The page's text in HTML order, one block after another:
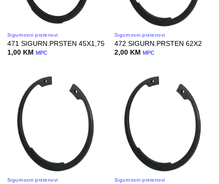
Sigurnosni prstenovi
471 SIGURN.PRSTEN 45X1,75
1,00 KM MPC
Sigurnosni prstenovi
472 SIGURN.PRSTEN 62X2
2,00 KM MPC
Sigurnosni prstenovi Sigurnosni prstenovi